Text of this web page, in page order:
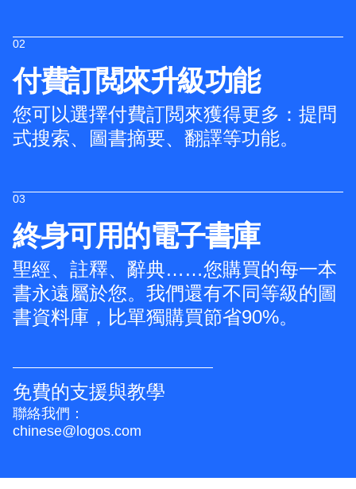
02
付費訂閲來升級功能
您可以選擇付費訂閲來獲得更多：提問
式搜索、圖書摘要、翻譯等功能。
03
終身可用的電子書庫
聖經、註釋、辭典……您購買的每一本
書永遠屬於您。我們還有不同等級的圖
書資料庫，比單獨購買節省90%。
免費的支援與教學
聯絡我們：
chinese@logos.com